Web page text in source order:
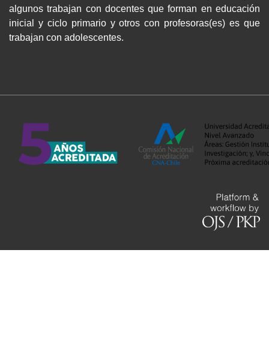
algunos trabajan con docentes que forman en educación
inicial y ciclo primario y otros con profesoras(es) es que
trabajan con adolescentes.